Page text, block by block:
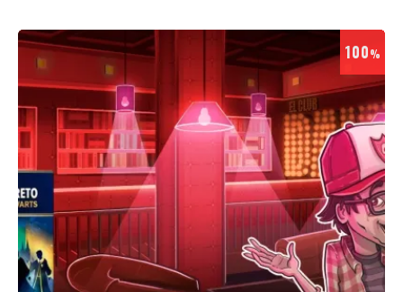
100%